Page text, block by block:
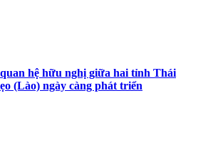
hệ hữu nghị giữa hai tỉnh Thái
(Lào) ngày càng phát triển